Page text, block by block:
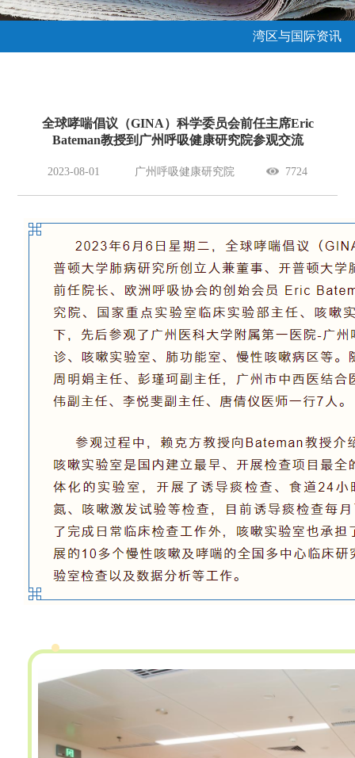
湾区与国际资讯
全球哮喘倡议（GINA）科学委员会前任主席Eric
Bateman教授到广州呼吸健康研究院参观交流
2023-08-01 广州呼吸健康研究院 7724